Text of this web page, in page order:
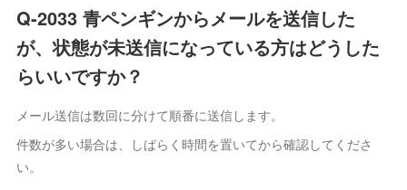
Q-2033 青ペンギンからメールを送信した
が、状態が未送信になっている方はどうした
らいいですか？
メール送信は数回に分けて順番に送信します。
件数が多い場合は、しばらく時間を置いてから確認してくださ
い。